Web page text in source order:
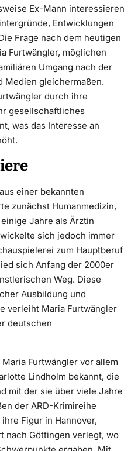
Ex-Mann interessieren
Entwicklungen
Frage nach dem heutigen
Furtwängler, möglichen
Umgang nach der
Medien gleichermaßen.
durch ihre
gesellschaftliches
was das Interesse an
einer bekannten
zunächst Humanmedizin,
Jahre als Ärztin
sich jedoch immer
zum Hauptberuf
sich Anfang der 2000er
Weg. Diese
Ausbildung und
verleiht Maria Furtwängler
deutschen
Furtwängler vor allem
Lindholm bekannt, die
mit der sie über viele Jahre
der ARD-Krimireihe
Figur in Hannover,
nach Göttingen verlegt, wo